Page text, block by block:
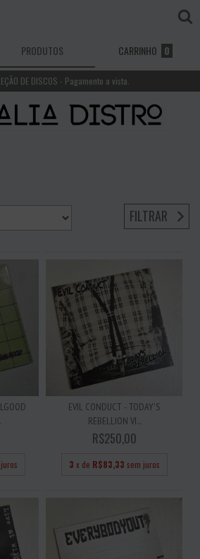
PRODUTOS CARRINHO 0
DE DISCOS - Pagamento a vista.
FILTRAR
EVIL CONDUCT - TODAY'S
REBELLION VI...
R$250,00
3 x de R$83,33 sem juros